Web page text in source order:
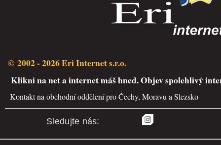
© 2002 - 2026 Eri Internet s.r.o.
Klikni na net a internet máš hned. Objev spolehlivý
Kontakt na obchodní oddělení pro Čechy, Moravu a Slezsko
Sledujte nás: